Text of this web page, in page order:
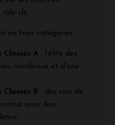
clé.
en trois catégories :
Classés A : l’élite des
nombreux et d’une
Classés B : des vins de
pour leur